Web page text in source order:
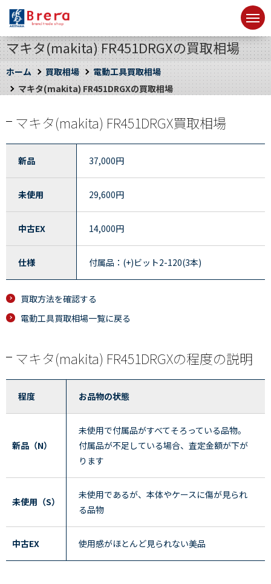
マキタ(makita) FR451DRGXの買取相場
ホーム 買取相場
電動工具買取相場
マキタ(makita) FR451DRGXの買取相場
マキタ(makita) FR451DRGX買取相場
新品 37,000円
未使用 29,600円
中古EX 14,000円
仕様 付属品：(+)ビット2-120(3本)
買取方法を確認する
電動工具買取相場一覧に戻る
マキタ(makita) FR451DRGXの程度の説明
程度 お品物の状態
新品（N）
未使用で付属品がすべてそろっている品物。
付属品が不足している場合、査定金額が下が
ります
未使用（S）
未使用であるが、本体やケースに傷が見られ
る品物
中古EX 使用感がほとんど見られない美品